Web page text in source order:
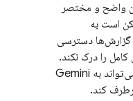
واضح و مختصر
است به
گزارش‌ها دسترسی
را درک نکند.
به Gemini
کند.